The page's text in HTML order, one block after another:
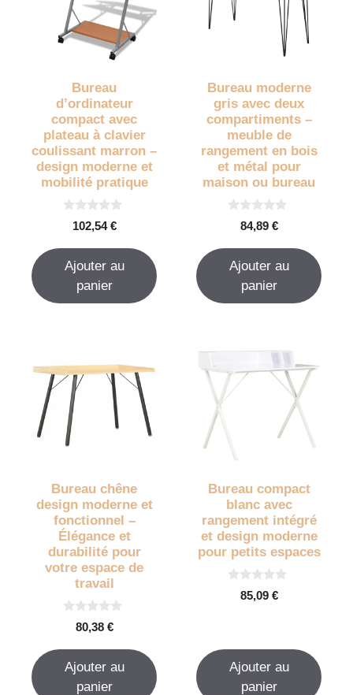
Bureau
d’ordinateur
compact avec
plateau à clavier
coulissant marron –
design moderne et
mobilité pratique
s
5
102,54€
Ajouter au
panier
Bureau moderne
gris avec deux
compartiments –
meuble de
rangement en bois
et métal pour
maison ou bureau
5
84,89 €
Ajouter au
panier
Bureau chêne
design moderne et
fonctionnel –
Élégance et
durabilité pour
votre espace de
travail
5
80,38 €
Ajouter au
panier
Bureau compact
blanc avec
rangement intégré
et design moderne
pour petits espaces
85,09 €
Ajouter au
panier